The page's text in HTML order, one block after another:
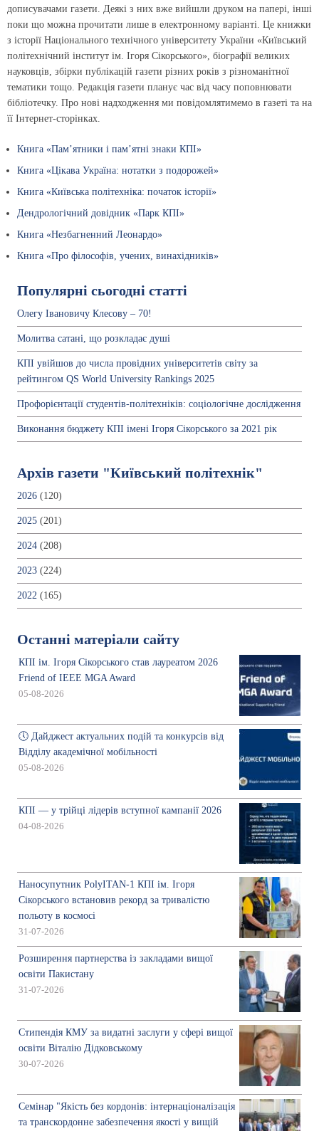
дописувачами газети. Деякі з них вже вийшли друком на папері, інші
поки що можна прочитати лише в електронному варіанті. Це книжки
з історії Національного технічного університету України «Київський
політехнічний інститут ім. Ігоря Сікорського», біографії великих
науковців, збірки публікацій газети різних років з різноманітної
тематики тощо. Редакція газети планує час від часу поповнювати
бібліотечку. Про нові надходження ми повідомлятимемо в газеті та на
її Інтернет-сторінках.
Книга «Пам’ятники і пам’ятні знаки КПІ»
Книга «Цікава Україна: нотатки з подорожей»
Книга «Київська політехніка: початок історії»
Дендрологічний довідник «Парк КПІ»
Книга «Незбагненний Леонардо»
Книга «Про філософів, учених, винахідників»
Популярні сьогодні статті
Олегу Івановичу Клесову – 70!
Молитва сатані, що розкладає душі
КПІ увійшов до числа провідних університетів світу за
рейтингом QS World University Rankings 2025
Профорієнтації студентів-політехніків: соціологічне дослідження
Виконання бюджету КПІ імені Ігоря Сікорського за 2021 рік
Архів газети "Київський політехнік"
2026 (120)
2025 (201)
2024 (208)
2023 (224)
2022 (165)
Останні матеріали сайту
КПІ ім. Ігоря Сікорського став лауреатом 2026
Friend of IEEE MGA Award
05-08-2026
🕔 Дайджест актуальних подій та конкурсів від
Відділу академічної мобільності
05-08-2026
КПІ — у трійці лідерів вступної кампанії 2026
04-08-2026
Наносупутник PolyITAN-1 КПІ ім. Ігоря
Сікорського встановив рекорд за тривалістю
польоту в космосі
31-07-2026
Розширення партнерства із закладами вищої
освіти Пакистану
31-07-2026
Стипендія КМУ за видатні заслуги у сфері вищої
освіти Віталію Дідковському
30-07-2026
Семінар "Якість без кордонів: інтернаціоналізація
та транскордонне забезпечення якості у вищій